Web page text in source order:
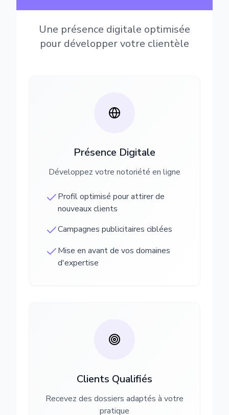
Une présence digitale optimisée
pour développer votre clientèle
Présence Digitale
Développez votre notoriété en ligne
Profil optimisé pour attirer de
nouveaux clients
Campagnes publicitaires ciblées
Mise en avant de vos domaines
d'expertise
Clients Qualifiés
Recevez des dossiers adaptés à votre
pratique